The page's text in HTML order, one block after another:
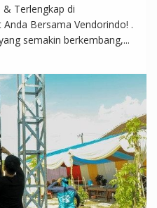
& Terlengkap di
Anda Bersama Vendorindo! .
semakin berkembang,...